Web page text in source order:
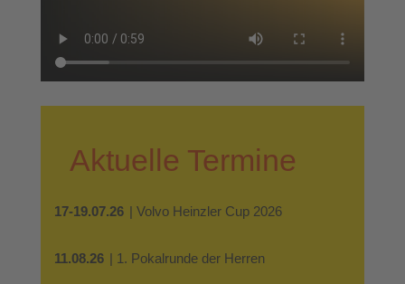
Aktuelle Termine
17-19.07.26 | Volvo Heinzler Cup 2026
11.08.26 | 1. Pokalrunde der Herren